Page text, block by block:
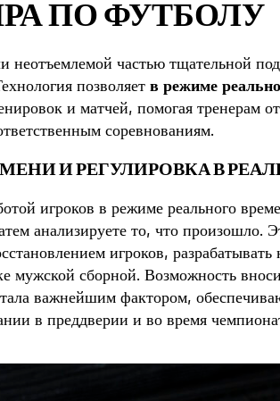
ПО ФУТБОЛУ
частью тщательной
позволяет в режиме
и матчей, помогая тренерам
соревнованиям.
И РЕГУЛИРОВКА В
игроков в режиме реального
анализируете то, что произошло.
игроков,
мужской сборной. Возможность
важнейшим фактором,
в преддверии и во время